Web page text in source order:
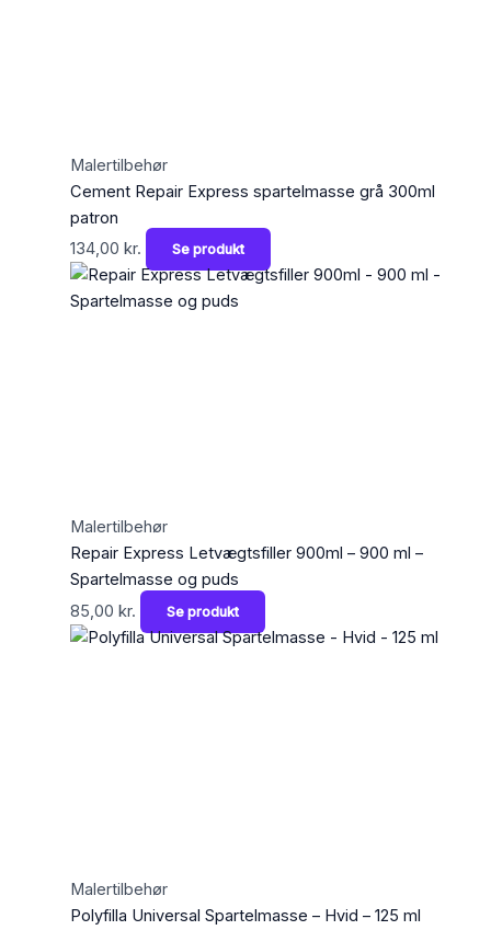
Malertilbehør
Cement Repair Express spartelmasse grå 300ml
patron
134,00 kr. Se produkt
Malertilbehør
Repair Express Letvægtsfiller 900ml – 900 ml –
Spartelmasse og puds
85,00 kr. Se produkt
Malertilbehør
Polyfilla Universal Spartelmasse – Hvid – 125 ml